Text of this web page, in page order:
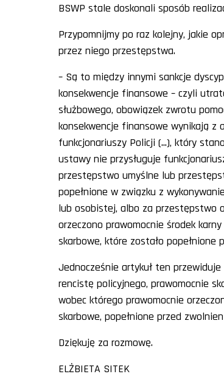
BSWP stale doskonali sposób
Przypomnijmy po raz kolejny, jakie
przez niego przestępstwa.
– Są to między innymi sankcje
konsekwencje finansowe – czyli
służbowego, obowiązek zwrotu
konsekwencje finansowe wynikają z
funkcjonariuszy Policji (...), który
ustawy nie przysługuje
przestępstwo umyślne lub
popełnione w związku z
lub osobistej, albo za przestępstwo
orzeczono prawomocnie środek
skarbowe, które zostało popełnione
Jednocześnie artykuł ten
rencistę policyjnego, prawomocnie
wobec którego prawomocnie
skarbowe, popełnione przed
Dziękuję za rozmowę.
ELŻBIETA SITEK